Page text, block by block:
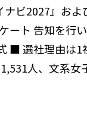
ナビ2027』およ
ート 告知を行
■ 選社理由は1
人、文系